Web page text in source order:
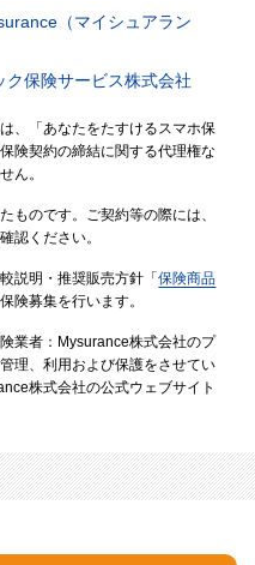
（マイシュアラン
ク保険サービス株式会社
、「あなたをたすけるスマホ保
険契約の締結に関する代理権な
ん。
ものです。ご契約等の際には、
認ください。
説明・推奨販売方針「保険商品
険募集を行います。
業者：Mysurance株式会社のプ
理、利用および保護をさせてい
株式会社の公式ウェブサイト